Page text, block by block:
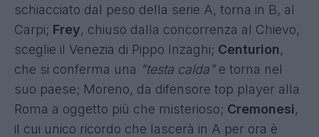
schiacciato dal peso della serie A, torna in B, al
Carpi; Frey, chiuso dalla concorrenza al Chievo,
sceglie il Venezia di Pippo Inzaghi; Centurion,
che si conferma una "testa calda"e torna nel
suo paese; Moreno, da difensore top player alla
Roma a oggetto più che misterioso; Cremonesi,
il cui unico ricordo che lascerà in A per ora è